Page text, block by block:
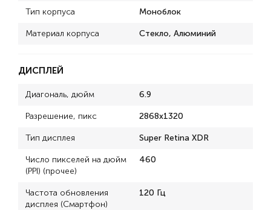
Тип корпуса Моноблок
Материал корпуса Стекло, Алюминий
ДИСПЛЕЙ
Диагональ, дюйм 6.9
Разрешение, пикс 2868x1320
Тип дисплея Super Retina XDR
Число пикселей на дюйм
(PPI) (прочее)
460
Частота обновления
дисплея (Смартфон)
120 Гц